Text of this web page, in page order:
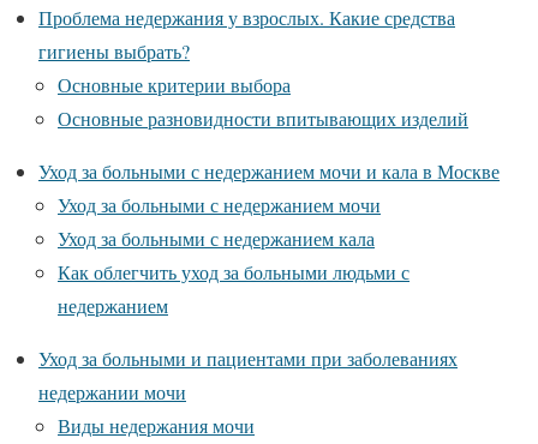
Проблема недержания у взрослых. Какие средства
гигиены выбрать?
Основные критерии выбора
Основные разновидности впитывающих изделий
Уход за больными с недержанием мочи и кала в Москве
Уход за больными с недержанием мочи
Уход за больными с недержанием кала
Как облегчить уход за больными людьми с
недержанием
Уход за больными и пациентами при заболеваниях
недержании мочи
Виды недержания мочи